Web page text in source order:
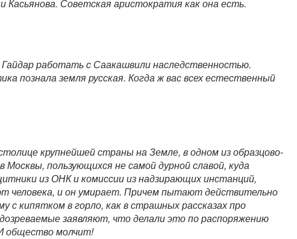
Касьянова. Советская аристократия как она есть.
работать с Саакашвили наследственностью.
познала земля русская. Когда ж вас всех естественный
крупнейшей страны на Земле, в одном из образцово-
Москвы, пользующихся не самой дурной славой, куда
из ОНК и комиссии из надзирающих инстанций,
человека, и он умирает. Причем пытают действительно
с кипятком в горло, как в страшных рассказах про
заявляют, что делали это по распоряжению
общество молчит!